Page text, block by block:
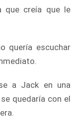
que creía que le
quería escuchar
a Jack en una
quedaría con el